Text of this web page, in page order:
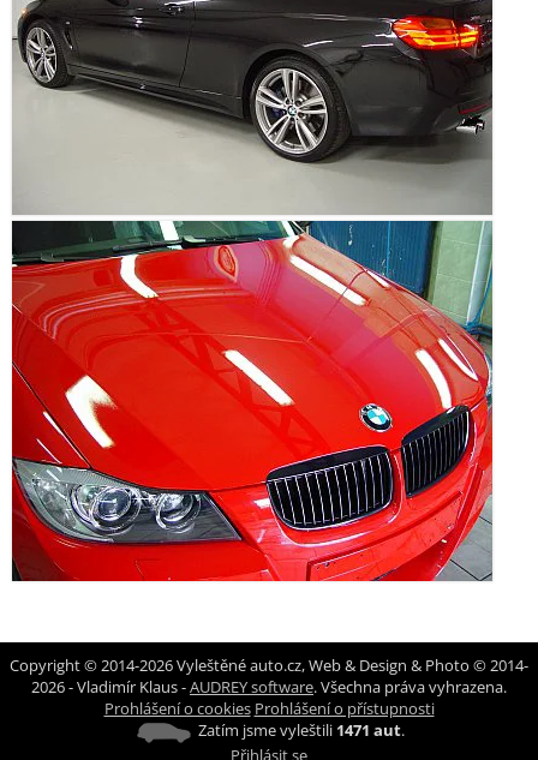
Copyright © 2014-2026 Vyleštěné auto.cz, Web & Design & Photo © 2014-
2026 - Vladimír Klaus -AUDREY software. Všechna práva vyhrazena.
Prohlášení o cookies Prohlášení o přístupnosti
Zatím jsme vyleštili 1471 aut.
Přihlásit se